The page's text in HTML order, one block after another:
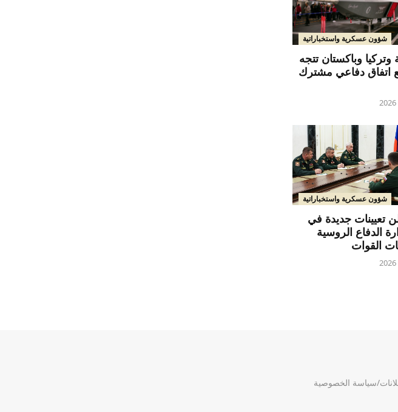
شؤون عسكرية واستخباراتية
وتركيا وباكستان تتجه
اتفاق دفاعي مشترك
شؤون عسكرية واستخباراتية
تعيينات جديدة في
الدفاع الروسية
القوات
/سياسة الخصوصية